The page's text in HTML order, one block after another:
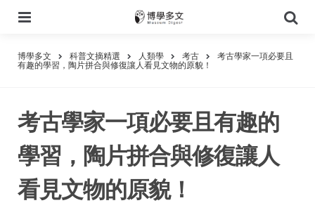
尋
博學多文 科普文摘精選 人類學 考古 考古學家一項必要且
有趣的學習，陶片拼合與修復讓人看見文物的原貌！
考古學家一項必要且有趣的
學習，陶片拼合與修復讓人
看見文物的原貌！